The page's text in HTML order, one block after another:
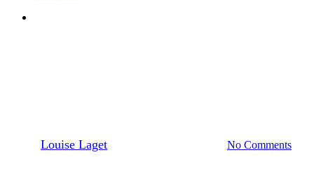
Louise Laget No Comments